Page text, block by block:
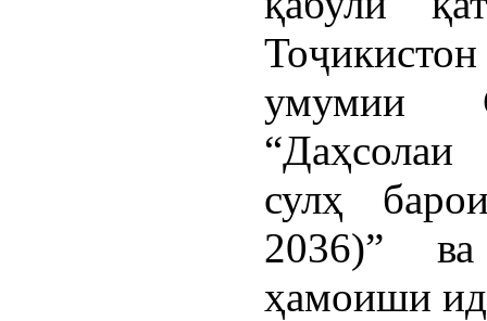
умумии
сулҳ
2036)”
ҳамоиши